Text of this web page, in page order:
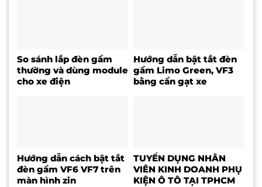
So sánh lắp đèn gầm
thường và dùng module
cho xe điện
Hướng dẫn bật tắt đèn
gầm Limo Green, VF3
bằng cần gạt xe
Hướng dẫn cách bật tắt
đèn gầm VF6 VF7 trên
màn hình zin
TUYỂN DỤNG NHÂN
VIÊN KINH DOANH PHỤ
KIỆN Ô TÔ TẠI TPHCM